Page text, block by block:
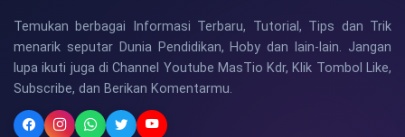
Temukan berbagai Informasi Terbaru, Tutorial, Tips dan Trik
menarik seputar Dunia Pendidikan, Hoby dan lain-lain. Jangan
lupa ikuti juga di Channel Youtube MasTio Kdr, Klik Tombol Like,
Subscribe, dan Berikan Komentarmu.